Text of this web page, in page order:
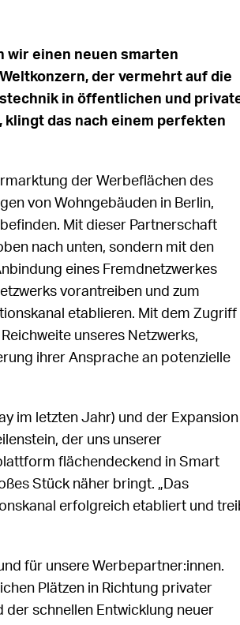
wir einen neuen smarten
der vermehrt auf die
in öffentlichen und
das nach einem perfekten
der Werbeflächen des
von Wohngebäuden in Berlin,
Mit dieser Partnerschaft
nach unten, sondern mit den
eines Fremdnetzwerkes
vorantreiben und zum
etablieren. Mit dem Zugriff
unseres Netzwerks,
ihrer Ansprache an potenzielle
im letzten Jahr) und der Expansion
der uns unserer
flächendeckend in Smart
Stück näher bringt. „Das
erfolgreich etabliert und
für unsere Werbepartner:innen.
Plätzen in Richtung privater
schnellen Entwicklung neuer